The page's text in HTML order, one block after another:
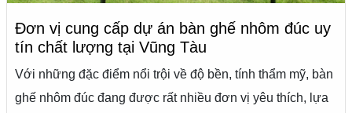
Đơn vị cung cấp dự án bàn ghế nhôm đúc uy
tín chất lượng tại Vũng Tàu
Với những đặc điểm nổi trội về độ bền, tính thẩm mỹ, bàn
ghế nhôm đúc đang được rất nhiều đơn vị yêu thích, lựa